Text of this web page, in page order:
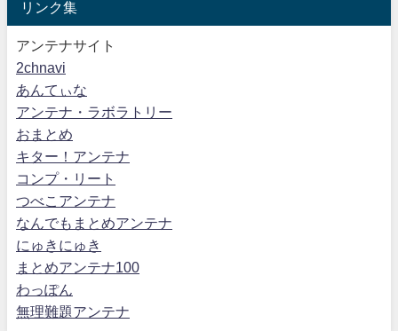
リンク集
アンテナサイト
2chnavi
あんてぃな
アンテナ・ラボラトリー
おまとめ
キター！アンテナ
コンプ・リート
つべこアンテナ
なんでもまとめアンテナ
にゅきにゅき
まとめアンテナ100
わっぽん
無理難題アンテナ